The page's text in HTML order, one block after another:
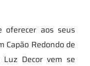
oferecer aos seus
Capão Redondo de
Luz Decor vem se